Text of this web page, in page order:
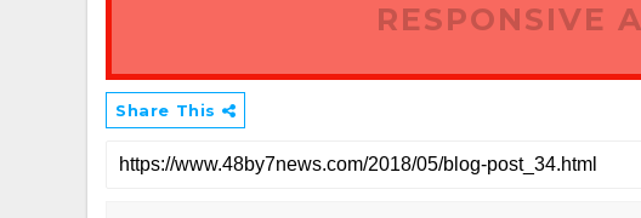
RESPONSIVE
Share This